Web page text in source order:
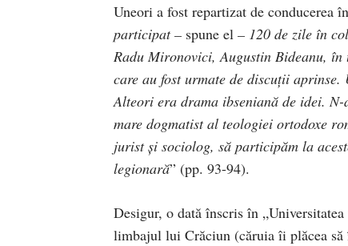
Uneori a fost repartizat de conducerea
participat – spune el – 120 de zile în
Radu Mironovici, Augustin Bideanu,
care au fost urmate de discuţii
Alteori era drama ibseniană de idei.
mare dogmatist al teologiei ortodoxe
jurist şi sociolog, să participăm la
legionară” (pp. 93-94).
Desigur, o dată înscris în
limbajul lui Crăciun (căruia îi plăcea să